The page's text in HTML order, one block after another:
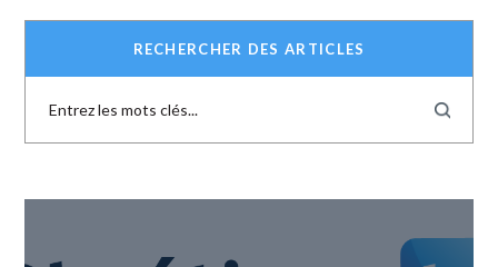
RECHERCHER DES ARTICLES